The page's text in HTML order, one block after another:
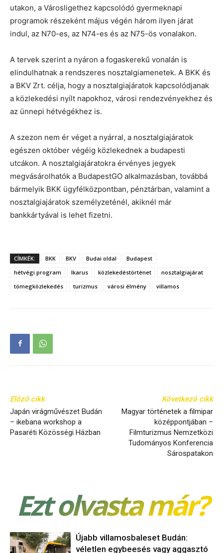
utakon, a Városligethez kapcsolódó gyermeknapi
programok részeként május végén három ilyen járat
indul, az N70-es, az N74-es és az N75-ös vonalakon.
A tervek szerint a nyáron a fogaskerekű vonalán is
elindulhatnak a rendszeres nosztalgiamenetek. A BKK és
a BKV Zrt. célja, hogy a nosztalgiajáratok kapcsolódjanak
a közlekedési nyílt napokhoz, városi rendezvényekhez és
az ünnepi hétvégékhez is.
A szezon nem ér véget a nyárral, a nosztalgiajáratok
egészen október végéig közlekednek a budapesti
utcákon. A nosztalgiajáratokra érvényes jegyek
megvásárolhatók a BudapestGO alkalmazásban, továbbá
bármelyik BKK ügyfélközpontban, pénztárban, valamint a
nosztalgiajáratok személyzeténél, akiknél már
bankkártyával is lehet fizetni.
CÍMKÉK: BKK BKV Budai oldal
Budapest
hétvégi program
Ikarus közlekedéstörténet
nosztalgiajárat
tömegközlekedés
turizmus városi élmény villamos
Előző cikk
Japán virágművészet Budán
– ikebana workshop a
Pasaréti Közösségi Házban
Következő cikk
Magyar történetek a filmipar
középpontjában –
Filmturizmus Nemzetközi
Tudományos Konferencia
Sárospatakon
Ezt olvasta már?
Újabb villamosbaleset Budán:
véletlen egybeesés vagy aggasztó